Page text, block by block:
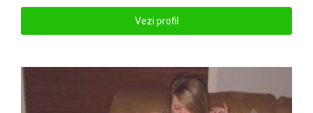
Vezi profil